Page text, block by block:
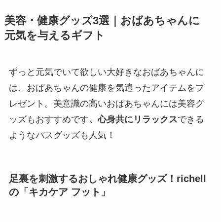
美容・健康グッズ3選｜おばあちゃんに
元気を与えるギフト
ずっと元気でいて欲しい大好きなおばあちゃんに
は、おばあちゃんの健康を気遣ったアイテムをプ
レゼント。美意識の高いおばあちゃんには美容グ
ッズもおすすめです。心身共にリラックスできる
ようなバスグッズも人気！
足裏を刺激するおしゃれ健康グッズ！richell
の「キカケア フット」